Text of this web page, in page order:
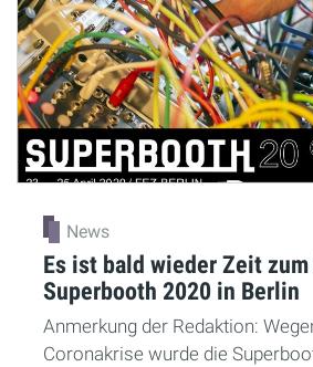
News
Es ist bald wieder Zeit
Superbooth 2020 in Berlin
Anmerkung der Redaktion:
Coronakrise wurde die